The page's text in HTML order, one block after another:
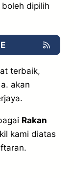
dipilih
terbaik,
akan
Rakan
kami diatas